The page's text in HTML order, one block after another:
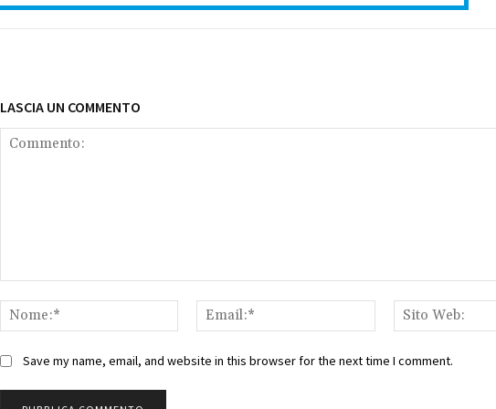
LASCIA UN COMMENTO
Nome:*
Email:*
Save my name, email, and website in this browser for the next time I comment.